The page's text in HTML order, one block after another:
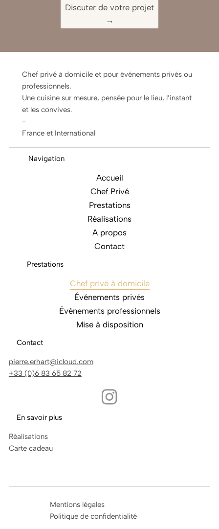
Discuter de votre projet
→
Chef privé à domicile et pour événements privés ou
professionnels.
Une cuisine sur mesure, pensée pour le lieu, l’instant
et les convives.
-
France et International
Navigation
Accueil
Chef Privé
Prestations
Réalisations
A propos
Contact
Prestations
Chef privé à domicile
Événements privés
Événements professionnels
Mise à disposition
Contact
pierre.erhart@icloud.com
+33 (0)6 83 65 82 72
En savoir plus
Réalisations
Carte cadeau
Mentions légales
Politique de confidentialité